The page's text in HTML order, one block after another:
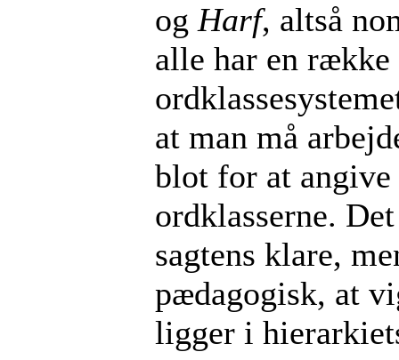
og Harf, altså
alle har en række
at man må
blot for at
ordklasserne.
sagtens klare,
pædagogisk, at
ligger i